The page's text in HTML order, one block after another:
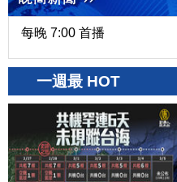
每晚 7:00 首播
一週最 HOT